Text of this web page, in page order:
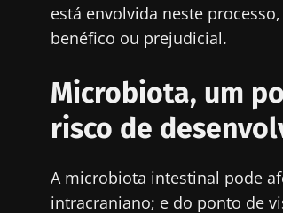
está envolvida neste
benéfico ou prejudicial.
Microbiota, um
risco de
A microbiota intestinal pode
intracraniano; e do ponto de
Ser redirecionado
Gostaria de me inscrever
Microbiota Institute.
* Campo obrigatório
Descubra